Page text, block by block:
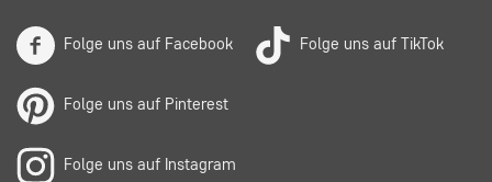
Folge uns auf Facebook Folge uns auf TikTok
Folge uns auf Pinterest
Folge uns auf Instagram